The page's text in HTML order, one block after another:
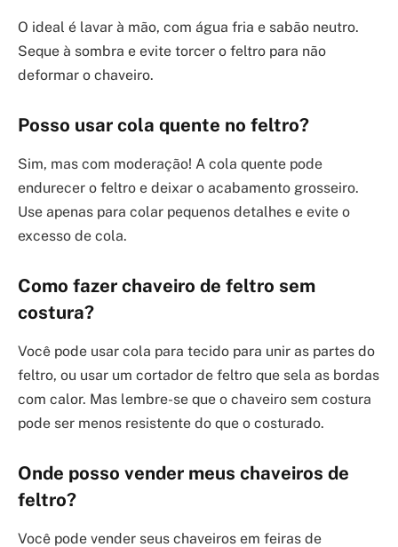
O ideal é lavar à mão, com água fria e sabão neutro.
Seque à sombra e evite torcer o feltro para não
deformar o chaveiro.
Posso usar cola quente no feltro?
Sim, mas com moderação! A cola quente pode
endurecer o feltro e deixar o acabamento grosseiro.
Use apenas para colar pequenos detalhes e evite o
excesso de cola.
Como fazer chaveiro de feltro sem
costura?
Você pode usar cola para tecido para unir as partes do
feltro, ou usar um cortador de feltro que sela as bordas
com calor. Mas lembre-se que o chaveiro sem costura
pode ser menos resistente do que o costurado.
Onde posso vender meus chaveiros de
feltro?
Você pode vender seus chaveiros em feiras de